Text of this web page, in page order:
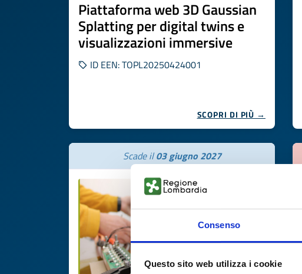
Consenso
Questo sito web utilizza i cookie
Piattaforma web 3D Gaussian
Splatting per digital twins e
visualizzazioni immersive
ID EEN: TOPL20250424001
SCOPRI DI PIÙ →
Scade il03 giugno 2027